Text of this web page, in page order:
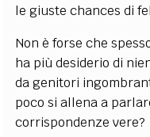
le giuste chances di
Non è forse che
ha più desiderio di
da genitori
poco si allena a
corrispondenze vere?